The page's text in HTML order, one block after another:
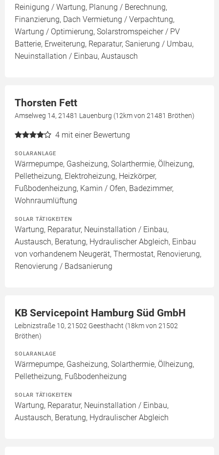
Reinigung / Wartung, Planung / Berechnung,
Finanzierung, Dach Vermietung / Verpachtung,
Wartung / Optimierung, Solarstromspeicher / PV
Batterie, Erweiterung, Reparatur, Sanierung / Umbau,
Neuinstallation / Einbau, Austausch
Thorsten Fett
Amselweg 14, 21481 Lauenburg (12km von 21481 Bröthen)
4 mit einer Bewertung
SOLARANLAGE
Wärmepumpe, Gasheizung, Solarthermie, Ölheizung,
Pelletheizung, Elektroheizung, Heizkörper,
Fußbodenheizung, Kamin / Ofen, Badezimmer,
Wohnraumlüftung
SOLAR TÄTIGKEITEN
Wartung, Reparatur, Neuinstallation / Einbau,
Austausch, Beratung, Hydraulischer Abgleich, Einbau
von vorhandenem Neugerät, Thermostat, Renovierung,
Renovierung / Badsanierung
KB Servicepoint Hamburg Süd GmbH
Leibnizstraße 10, 21502 Geesthacht (18km von 21502
Bröthen)
SOLARANLAGE
Wärmepumpe, Gasheizung, Solarthermie, Ölheizung,
Pelletheizung, Fußbodenheizung
SOLAR TÄTIGKEITEN
Wartung, Reparatur, Neuinstallation / Einbau,
Austausch, Beratung, Hydraulischer Abgleich